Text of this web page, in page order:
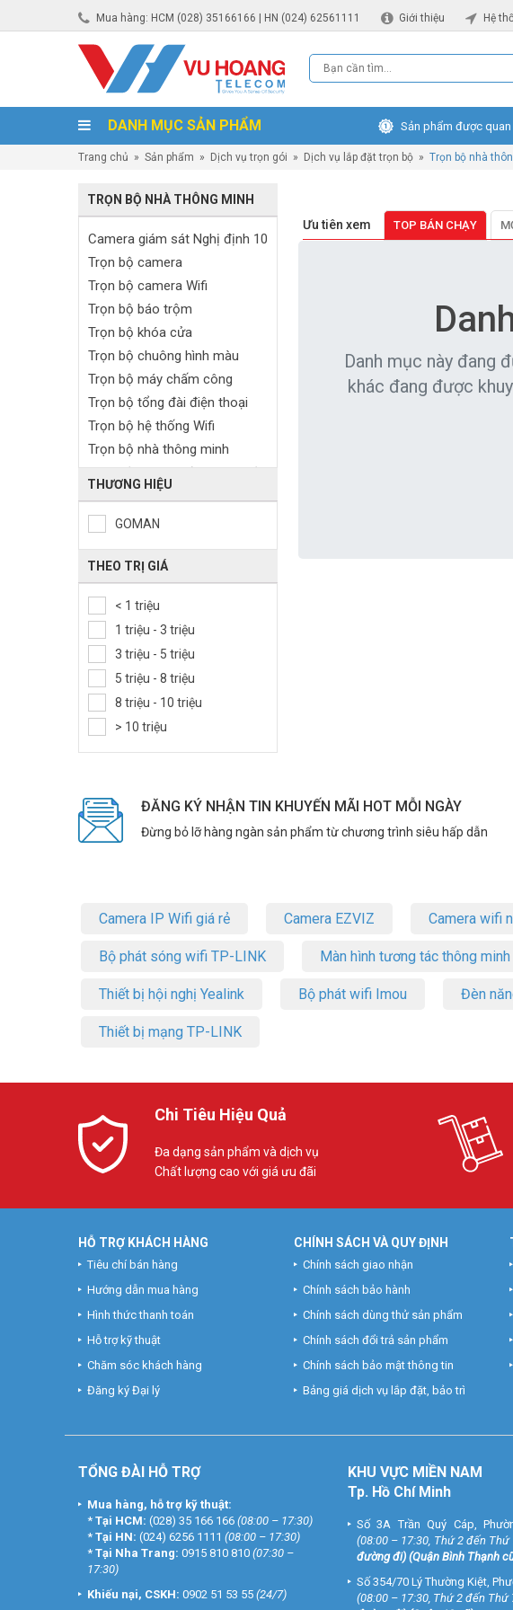
Mua hàng: HCM (028) 35166166 | HN (024) 62561111 Giới thiệu Hệ
DANH MỤC SẢN PHẨM Sản phẩm được quan
Trang chủ » Sản phẩm » Dịch vụ trọn gói » Dịch vụ lắp đặt trọn bộ » Trọn bộ nhà
TRỌN BỘ NHÀ THÔNG MINH
Camera giám sát Nghị định 10
Trọn bộ camera
Trọn bộ camera Wifi
Trọn bộ báo trộm
Trọn bộ khóa cửa
Trọn bộ chuông hình màu
Trọn bộ máy chấm công
Trọn bộ tổng đài điện thoại
Trọn bộ hệ thống Wifi
Trọn bộ nhà thông minh
Trọn bộ camera đo thân nhiệt
THƯƠNG HIỆU
GOMAN
THEO TRỊ GIÁ
< 1 triệu
1 triệu - 3 triệu
3 triệu - 5 triệu
5 triệu - 8 triệu
8 triệu - 10 triệu
> 10 triệu
Ưu tiên xem TOP BÁN CHẠY
Danh mục này đang
khác đang được
ĐĂNG KÝ NHẬN TIN KHUYẾN MÃI HOT MỖI NGÀY
Đừng bỏ lỡ hàng ngàn sản phẩm từ chương trình siêu hấp dẫn
Camera IP Wifi giá rẻ Camera EZVIZ Camera wifi
Bộ phát sóng wifi TP-LINK Màn hình tương tác thông minh
Thiết bị hội nghị Yealink Bộ phát wifi Imou Đèn
Thiết bị mạng TP-LINK
Chi Tiêu Hiệu Quả
Đa dạng sản phẩm và dịch vụ
Chất lượng cao với giá ưu đãi
HỖ TRỢ KHÁCH HÀNG
Tiêu chí bán hàng
Hướng dẫn mua hàng
Hình thức thanh toán
Hỗ trợ kỹ thuật
Chăm sóc khách hàng
Đăng ký Đại lý
CHÍNH SÁCH VÀ QUY ĐỊNH
Chính sách giao nhận
Chính sách bảo hành
Chính sách dùng thử sản phẩm
Chính sách đổi trả sản phẩm
Chính sách bảo mật thông tin
Bảng giá dịch vụ lắp đặt, bảo trì
TỔNG ĐÀI HỖ TRỢ
Mua hàng, hỗ trợ kỹ thuật:
* Tại HCM: (028) 35 166 166 (08:00 – 17:30)
* Tại HN: (024) 6256 1111 (08:00 – 17:30)
* Tại Nha Trang: 0915 810 810 (07:30 –
17:30)
Khiếu nại, CSKH: 0902 51 53 55 (24/7)
KHU VỰC MIỀN NAM
Tp. Hồ Chí Minh
Số 3A Trần Quý Cáp,
(08:00 – 17:30, Thứ 2 đến Thứ
đường đi) (Quận Bình Thạnh
Số 354/70 Lý Thường Kiệt,
(08:00 – 17:30, Thứ 2 đến Thứ